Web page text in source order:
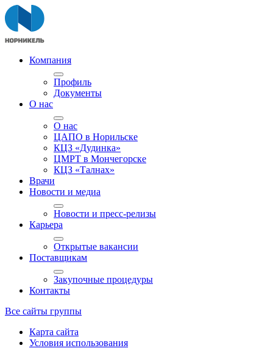
Компания
Профиль
Документы
О нас
О нас
ЦАПО в Норильске
КЦЗ «Дудинка»
ЦМРТ в Мончегорске
КЦЗ «Талнах»
Врачи
Новости и медиа
Новости и пресс-релизы
Карьера
Открытые вакансии
Поставщикам
Закупочные процедуры
Контакты
Все сайты группы
Карта сайта
Условия использования